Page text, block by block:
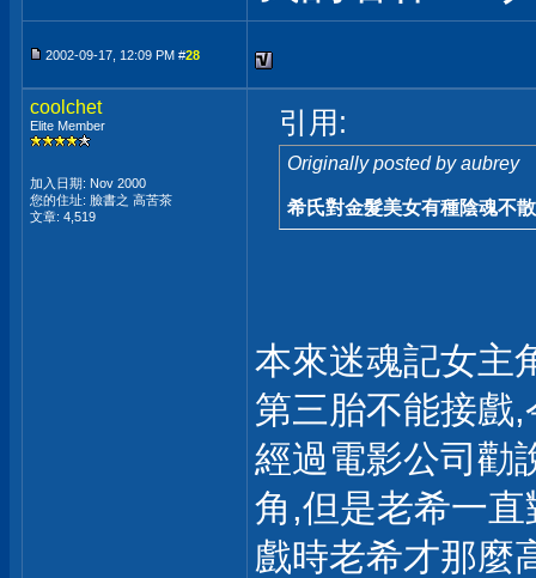
2002-09-17, 12:09 PM #28
coolchet
Elite Member
加入日期: Nov 2000
您的住址: 臉書之 高苦茶
文章: 4,519
引用:
Originally posted by aubrey
希氏對金髮美女有種陰魂不
本來迷魂記女主
第三胎不能接戲
經過電影公司勸
角,但是老希一
戲時老希才那麼